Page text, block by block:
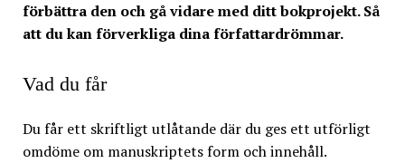
förbättra den och gå vidare med ditt bokprojekt. Så
att du kan förverkliga dina författardrömmar.
Vad du får
Du får ett skriftligt utlåtande där du ges ett utförligt
omdöme om manuskriptets form och innehåll.